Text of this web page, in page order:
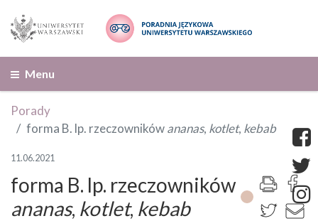
Menu
Porady
forma B. lp. rzeczownikówananas, kotlet, kebab
11.06.2021
forma B. lp. rzeczowników
ananas, kotlet, kebab